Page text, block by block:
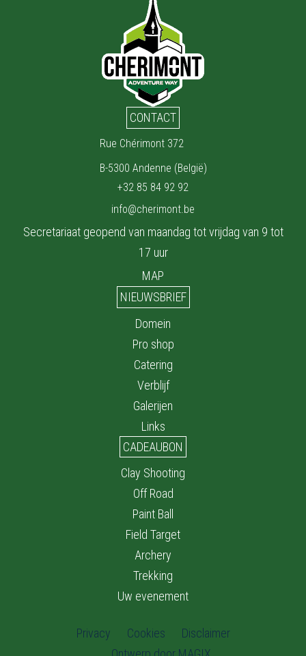
CONTACT
Rue Chérimont 372
B-5300 Andenne (België)
+32 85 84 92 92
info@cherimont.be
Secretariaat geopend van maandag tot vrijdag van 9 tot
17 uur
MAP
NIEUWSBRIEF
Domein
Pro shop
Catering
Verblijf
Galerijen
Links
CADEAUBON
Clay Shooting
Off Road
Paint Ball
Field Target
Archery
Trekking
Uw evenement
Privacy Cookies
Disclaimer